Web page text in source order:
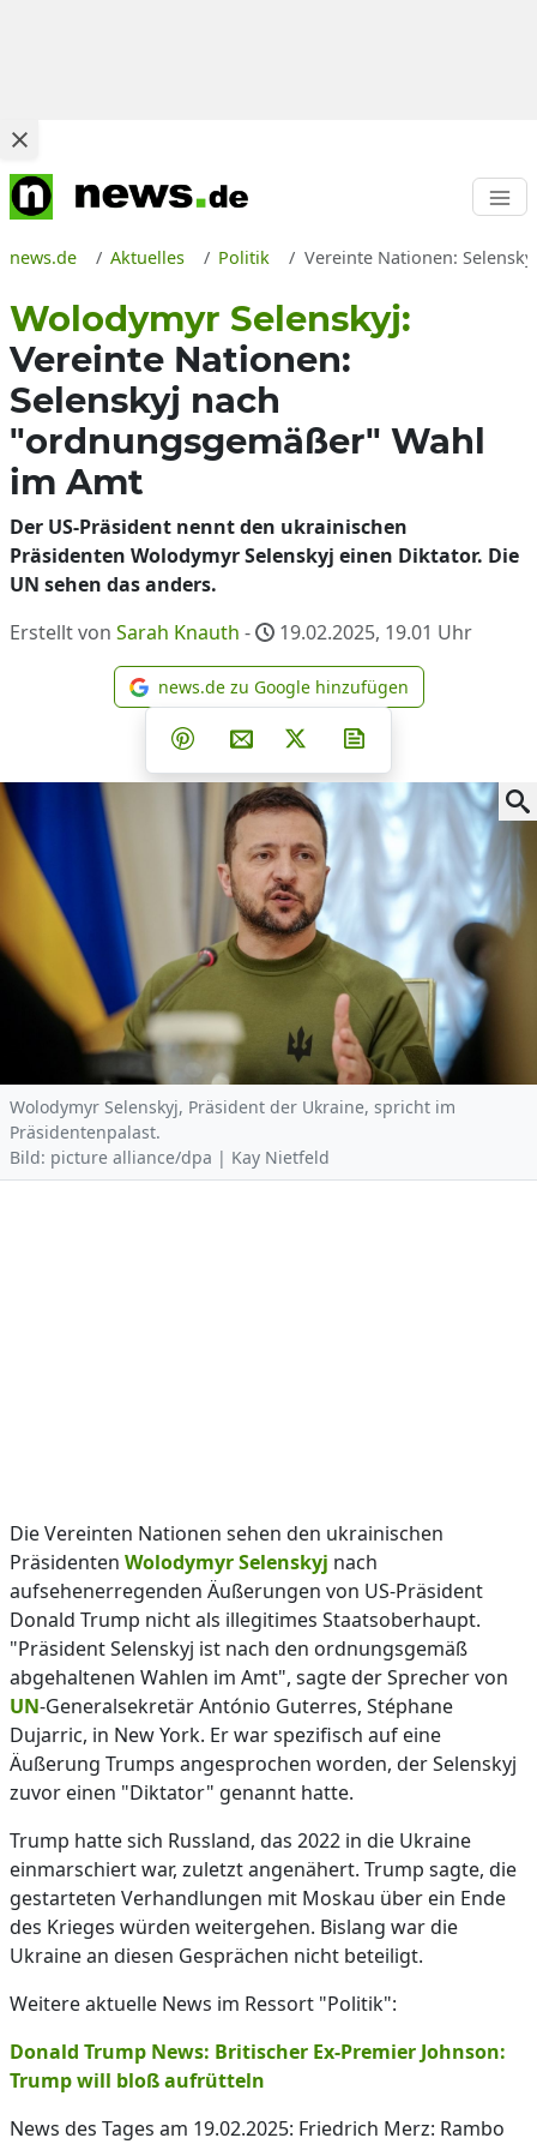
news.de Aktuelles Politik Vereinte Nationen:
Wolodymyr Selenskyj:
Vereinte Nationen:
Selenskyj nach
"ordnungsgemäßer" Wahl
im Amt
Der US-Präsident nennt den ukrainischen
Präsidenten Wolodymyr Selenskyj einen Diktator. Die
UN sehen das anders.
Erstellt von Sarah Knauth - 19.02.2025, 19.01 Uhr
news.de zu Google
news.de zu Google hinzufügen
Teilen auf Facebook
Teilen auf Whatsapp
Teilen auf Telegram
Teilen auf Pinterest
Per E-Mail teilen
Post auf X
Wolodymyr Selenskyj, Präsident der Ukraine, spricht im
Präsidentenpalast.
Bild: picture alliance/dpa | Kay Nietfeld
Die Vereinten Nationen sehen den ukrainischen
Präsidenten Wolodymyr Selenskyj nach
aufsehenerregenden Äußerungen von US-Präsident
Donald Trump nicht als illegitimes Staatsoberhaupt.
"Präsident Selenskyj ist nach den ordnungsgemäß
abgehaltenen Wahlen im Amt", sagte der Sprecher von
UN-Generalsekretär António Guterres, Stéphane
Dujarric, in New York. Er war spezifisch auf eine
Äußerung Trumps angesprochen worden, der Selenskyj
zuvor einen "Diktator" genannt hatte.
Trump hatte sich Russland, das 2022 in die Ukraine
einmarschiert war, zuletzt angenähert. Trump sagte, die
gestarteten Verhandlungen mit Moskau über ein Ende
des Krieges würden weitergehen. Bislang war die
Ukraine an diesen Gesprächen nicht beteiligt.
Weitere aktuelle News im Ressort "Politik":
Donald Trump News: Britischer Ex-Premier Johnson:
Trump will bloß aufrütteln
News des Tages am 19.02.2025: Friedrich Merz: Rambo